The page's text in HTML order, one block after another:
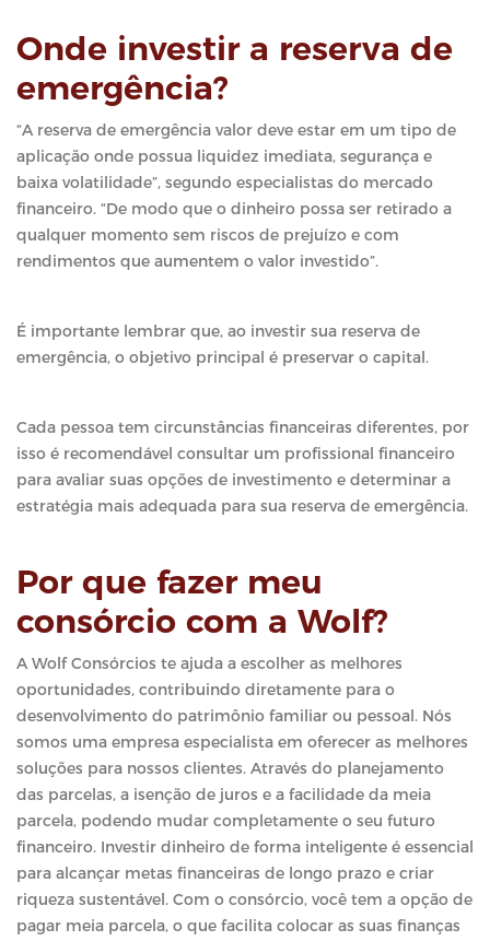
Onde investir a reserva de
emergência?
“A reserva de emergência valor deve estar em um tipo de
aplicação onde possua liquidez imediata, segurança e
baixa volatilidade”, segundo especialistas do mercado
financeiro. “De modo que o dinheiro possa ser retirado a
qualquer momento sem riscos de prejuízo e com
rendimentos que aumentem o valor investido”.
É importante lembrar que, ao investir sua reserva de
emergência, o objetivo principal é preservar o capital.
Cada pessoa tem circunstâncias financeiras diferentes, por
isso é recomendável consultar um profissional financeiro
para avaliar suas opções de investimento e determinar a
estratégia mais adequada para sua reserva de emergência.
Por que fazer meu
consórcio com a Wolf?
A Wolf Consórcios te ajuda a escolher as melhores
oportunidades, contribuindo diretamente para o
desenvolvimento do patrimônio familiar ou pessoal. Nós
somos uma empresa especialista em oferecer as melhores
soluções para nossos clientes. Através do planejamento
das parcelas, a isenção de juros e a facilidade da meia
parcela, podendo mudar completamente o seu futuro
financeiro. Investir dinheiro de forma inteligente é essencial
para alcançar metas financeiras de longo prazo e criar
riqueza sustentável. Com o consórcio, você tem a opção de
pagar meia parcela, o que facilita colocar as suas finanças